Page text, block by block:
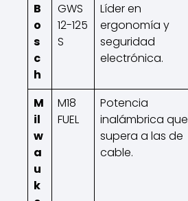
B
o
s
c
h
GWS
12-125
S
Líder en
ergonomía y
seguridad
electrónica.
M
il
w
a
u
k
M18
FUEL
Potencia
inalámbrica que
supera a las de
cable.